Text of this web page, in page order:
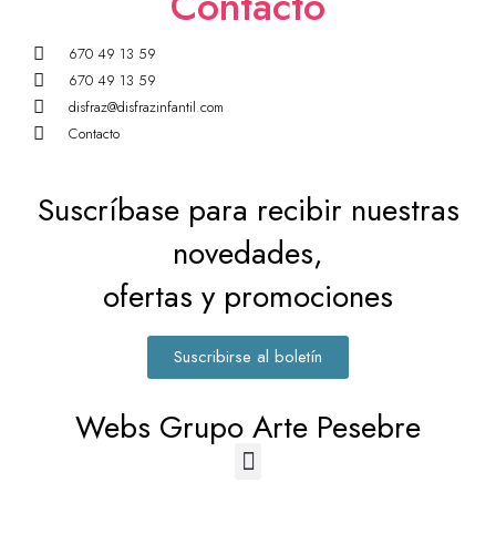
670 49 13 59
670 49 13 59
disfraz@disfrazinfantil.com
Contacto
Suscríbase para recibir nuestras
novedades,
ofertas y promociones
Suscribirse al boletín
Webs Grupo Arte Pesebre